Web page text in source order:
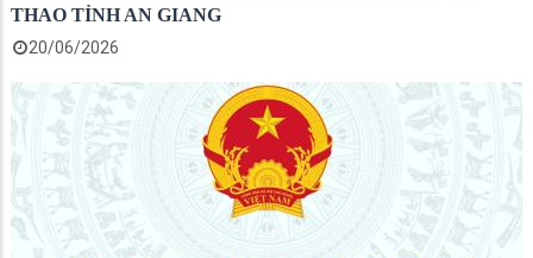
THAO TỈNH AN GIANG
20/06/2026